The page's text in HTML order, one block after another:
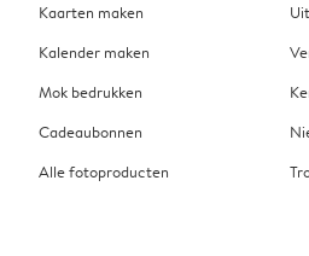
Kaarten maken
Kalender maken
Mok bedrukken
Cadeaubonnen
Alle fotoproducten